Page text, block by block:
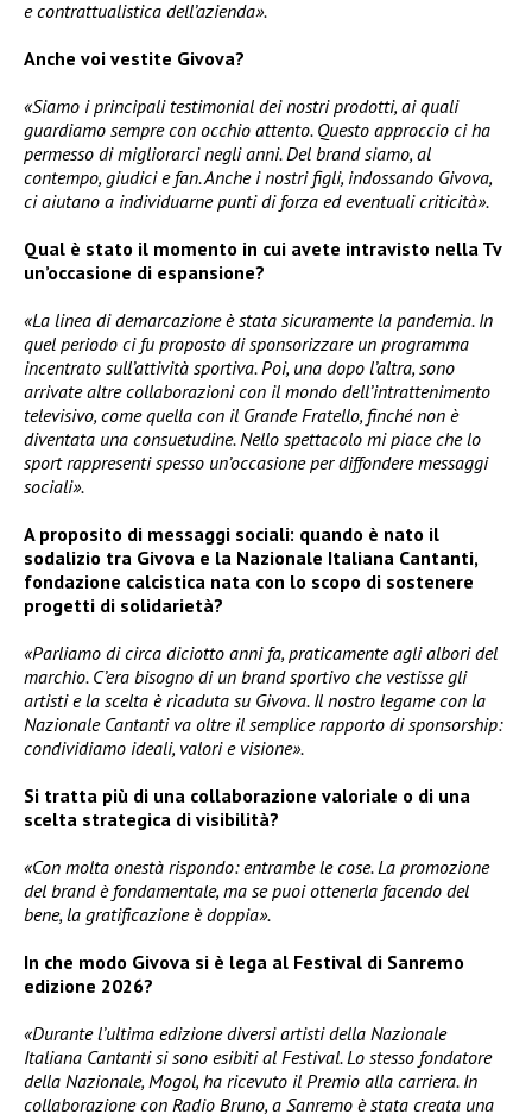
e contrattualistica dell’azienda».
Anche voi vestite Givova?
«Siamo i principali testimonial dei nostri prodotti, ai quali
guardiamo sempre con occhio attento. Questo approccio ci ha
permesso di migliorarci negli anni. Del brand siamo, al
contempo, giudici e fan. Anche i nostri figli, indossando Givova,
ci aiutano a individuarne punti di forza ed eventuali criticità».
Qual è stato il momento in cui avete intravisto nella Tv
un’occasione di espansione?
«La linea di demarcazione è stata sicuramente la pandemia. In
quel periodo ci fu proposto di sponsorizzare un programma
incentrato sull’attività sportiva. Poi, una dopo l’altra, sono
arrivate altre collaborazioni con il mondo dell’intrattenimento
televisivo, come quella con il Grande Fratello, finché non è
diventata una consuetudine. Nello spettacolo mi piace che lo
sport rappresenti spesso un’occasione per diffondere messaggi
sociali».
A proposito di messaggi sociali: quando è nato il
sodalizio tra Givova e la Nazionale Italiana Cantanti,
fondazione calcistica nata con lo scopo di sostenere
progetti di solidarietà?
«Parliamo di circa diciotto anni fa, praticamente agli albori del
marchio. C’era bisogno di un brand sportivo che vestisse gli
artisti e la scelta è ricaduta su Givova. Il nostro legame con la
Nazionale Cantanti va oltre il semplice rapporto di sponsorship:
condividiamo ideali, valori e visione».
Si tratta più di una collaborazione valoriale o di una
scelta strategica di visibilità?
«Con molta onestà rispondo: entrambe le cose. La promozione
del brand è fondamentale, ma se puoi ottenerla facendo del
bene, la gratificazione è doppia».
In che modo Givova si è lega al Festival di Sanremo
edizione 2026?
«Durante l’ultima edizione diversi artisti della Nazionale
Italiana Cantanti si sono esibiti al Festival. Lo stesso fondatore
della Nazionale, Mogol, ha ricevuto il Premio alla carriera. In
collaborazione con Radio Bruno, a Sanremo è stata creata una